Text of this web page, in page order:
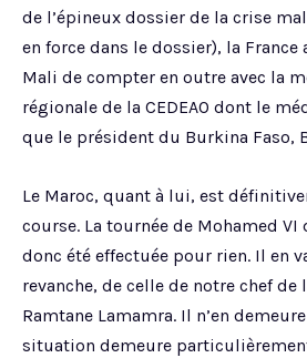
de l’épineux dossier de la crise
en force dans le dossier), la
Mali de compter en outre avec la
régionale de la CEDEAO dont le
que le président du Burkina Faso,
Le Maroc, quant à lui, est
course. La tournée de Mohamed VI
donc été effectuée pour rien. Il en
revanche, de celle de notre chef
Ramtane Lamamra. Il n’en
situation demeure